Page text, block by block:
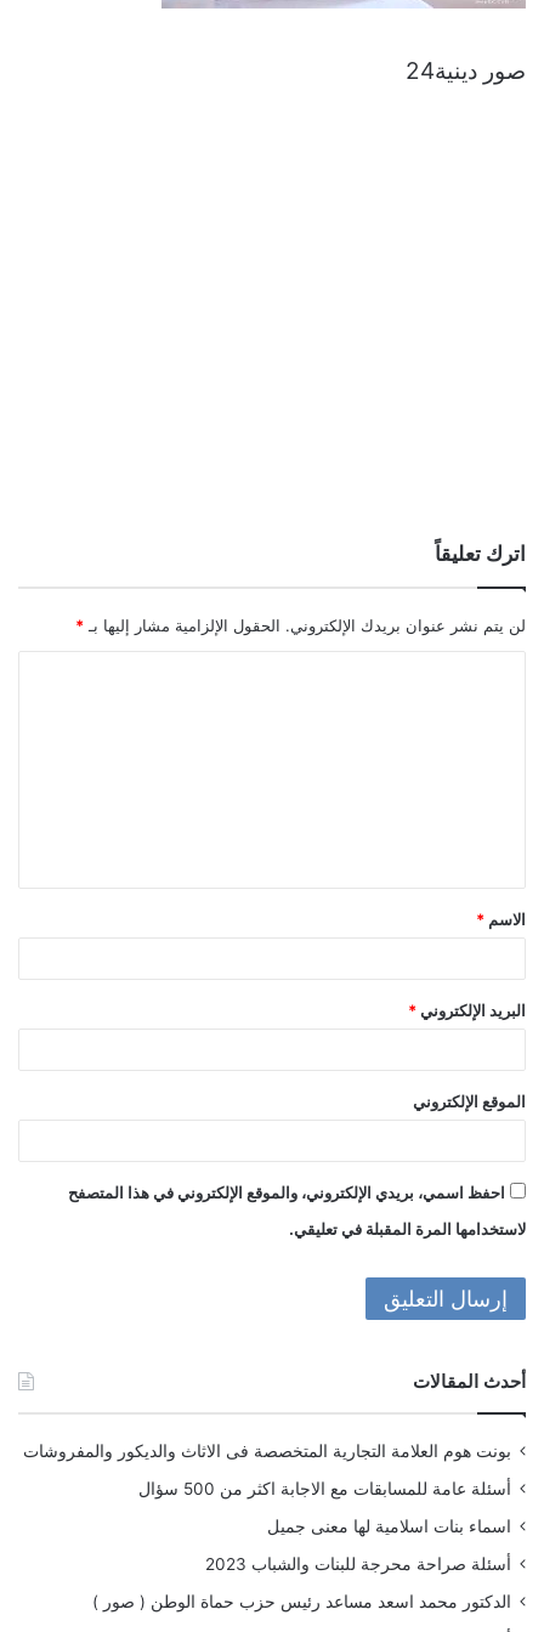
صور دينية24
اترك تعليقاً
لن يتم نشر عنوان بريدك الإلكتروني. الحقول الإلزامية مشار إليها بـ *
ق
*
الاسم *
البريد الإلكتروني *
الموقع الإلكتروني
احفظ اسمي، بريدي الإلكتروني، والموقع الإلكتروني في هذا المتصفح
لاستخدامها المرة المقبلة في تعليقي.
أحدث المقالات
بونت هوم العلامة التجارية المتخصصة فى الاثاث والديكور والمفروشات
أسئلة عامة للمسابقات مع الاجابة اكثر من 500 سؤال
اسماء بنات اسلامية لها معنى جميل
أسئلة صراحة محرجة للبنات والشباب 2023
الدكتور محمد اسعد مساعد رئيس حزب حماة الوطن ( صور )